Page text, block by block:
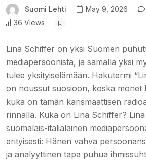
Suomi Lehti May 9, 2026
36 Views
Lina Schiffer on yksi Suomen
mediapersoonista, ja samalla yksi
tulee yksityiselämään. Hakutermi
on noussut suosioon, koska monet
kuka on tämän karismaattisen
rinnalla. Kuka on Lina Schiffer?
suomalais-italialainen
erityisesti: Hänen vahva
ja analyyttinen tapa puhua